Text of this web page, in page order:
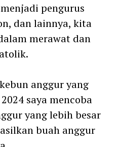
pengurus
dan lainnya, kita
merawat dan
anggur yang
saya mencoba
yang lebih besar
buah anggur